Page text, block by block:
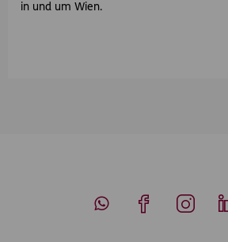
in und um Wien.